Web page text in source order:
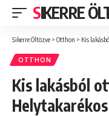
SIKERRE
Sikerre Öltözve > Otthon > Kis
OTTHON
Kis lakásból